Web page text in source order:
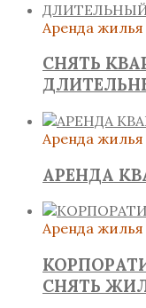
Аренда жилья
СНЯТЬ
Аренда жилья
АРЕНДА
Аренда жилья
СНЯТЬ